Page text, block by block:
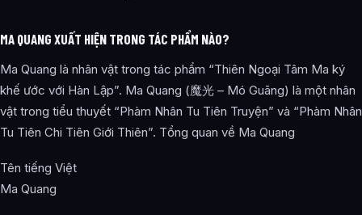
MA QUANG XUẤT HIỆN TRONG TÁC PHẨM NÀO?
Ma Quang là nhân vật trong tác phẩm “Thiên Ngoại Tâm Ma ký
khế ước với Hàn Lập”. Ma Quang (魔光 – Mó Guāng) là một nhân
vật trong tiểu thuyết “Phàm Nhân Tu Tiên Truyện” và “Phàm Nhân
Tu Tiên Chi Tiên Giới Thiên”. Tổng quan về Ma Quang
Tên tiếng Việt
Ma Quang